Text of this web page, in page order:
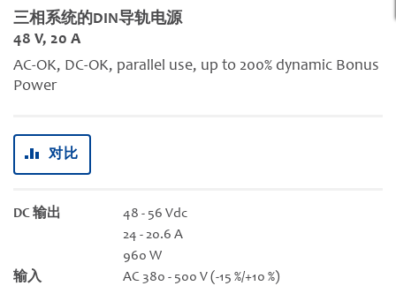
三相系统的DIN导轨电源
48 V, 20 A
AC-OK, DC-OK, parallel use, up to 200% dynamic Bonus
Power
对比
DC 输出
48 - 56 Vdc
24 - 20.6 A
960 W
输入
AC 380 - 500 V (-15 %/+10 %)
库
开
头